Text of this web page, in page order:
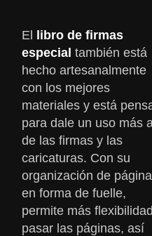
El libro de firmas
especial también está
hecho artesanalmente
con los mejores
materiales y está
para dale un uso más
de las firmas y las
caricaturas. Con su
organización de
en forma de fuelle,
permite más
pasar las páginas, así